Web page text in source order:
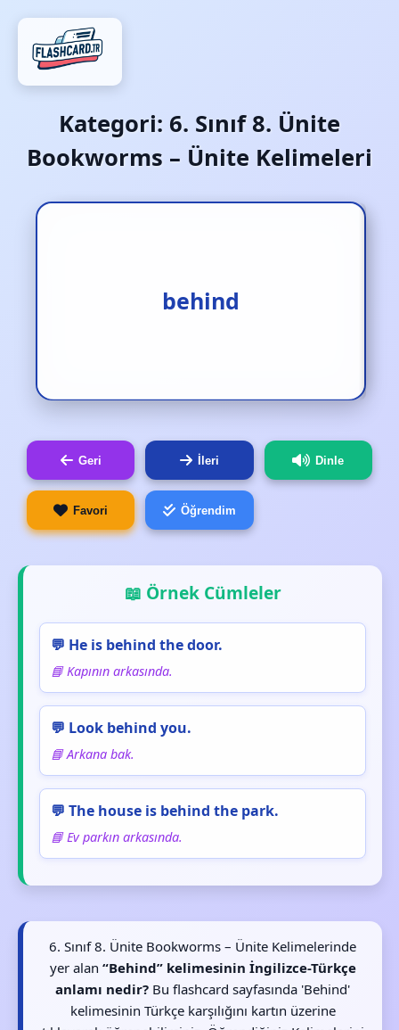
Kategori: 6. Sınıf 8. Ünite
Bookworms – Ünite Kelimeleri
behind
arkasında
Geri İleri Dinle
Favori Öğrendim
📖 Örnek Cümleler
💬 He is behind the door.
📘 Kapının arkasında.
💬 Look behind you.
📘 Arkana bak.
💬 The house is behind the park.
📘 Ev parkın arkasında.
6. Sınıf 8. Ünite Bookworms – Ünite Kelimelerinde
yer alan “Behind” kelimesinin İngilizce-Türkçe
anlamı nedir? Bu flashcard sayfasında 'Behind'
kelimesinin Türkçe karşılığını kartın üzerine